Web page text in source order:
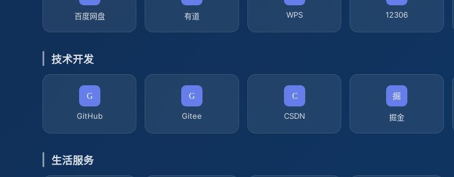
百度网盘 有道 WPS 12306
技术开发
GitHub Gitee CSDN 掘金
生活服务